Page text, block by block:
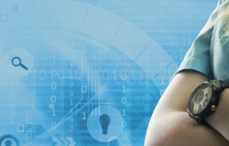
Skip to navigation